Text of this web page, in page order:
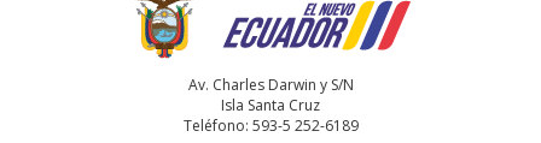
Av. Charles Darwin y S/N
Isla Santa Cruz
Teléfono: 593-5 252-6189